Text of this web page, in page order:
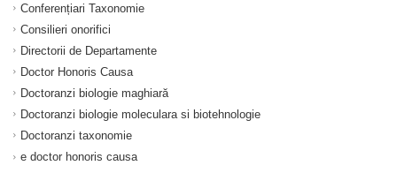
Conferențiari Taxonomie
Consilieri onorifici
Directorii de Departamente
Doctor Honoris Causa
Doctoranzi biologie maghiară
Doctoranzi biologie moleculara si biotehnologie
Doctoranzi taxonomie
e doctor honoris causa